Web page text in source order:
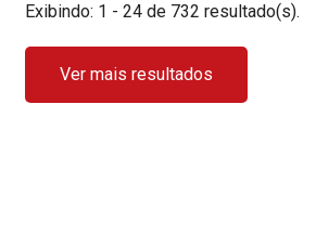
Exibindo: 1 - 24 de 732 resultado(s).
Ver mais resultados